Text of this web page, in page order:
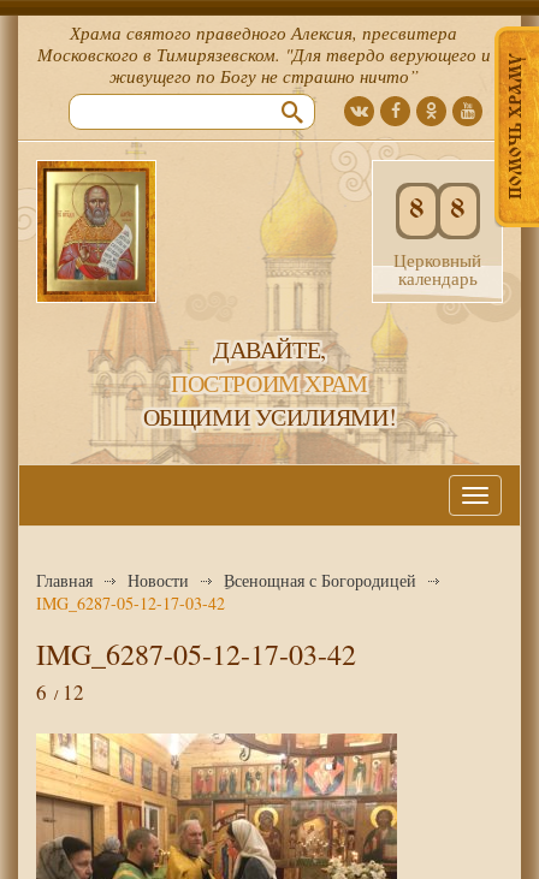
ПОМОЧЬ ХРАМУ
Храма святого праведного Алексия, пресвитера
Московского в Тимирязевском. "Для твердо верующего и
живущего по Богу не страшно ничто”
8 8
Церковный
календарь
ДАВАЙТЕ,
ПОСТРОИМ ХРАМ
ОБЩИМИ УСИЛИЯМИ!
Меню
Главная Новости
ِВсенощная с Богородицей
IMG_6287-05-12-17-03-42
IMG_6287-05-12-17-03-42
6 12